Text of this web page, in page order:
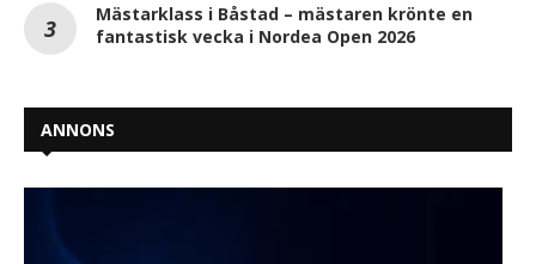
Mästarklass i Båstad – mästaren krönte en
fantastisk vecka i Nordea Open 2026
ANNONS